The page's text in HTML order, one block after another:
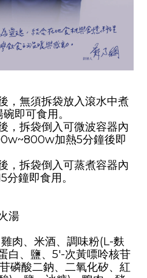
，無須拆袋放入滾水中煮
即可食用。
，拆袋倒入可微波容器內
加熱5分鐘後即
，拆袋倒入可蒸煮容器內
分鐘即食用。
湯
肉、米酒、調味粉(L-麩
白、鹽、5'-次黃嘌呤核苷
磷酸二鈉、二氧化矽、紅